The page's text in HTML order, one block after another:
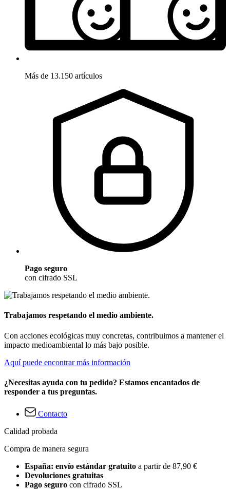
Más de 13.150 artículos
Pago seguro
con cifrado SSL
Trabajamos respetando el medio ambiente.
Con acciones ecológicas muy concretas, contribuimos a mantener el
impacto medioambiental lo más bajo posible.
Aquí puede encontrar más información
¿Necesitas ayuda con tu pedido? Estamos encantados de
responder a tus preguntas.
Contacto
Calidad probada
Compra de manera segura
España: envío estándar gratuito a partir de 87,90 €
Devoluciones gratuitas
Pago seguro con cifrado SSL